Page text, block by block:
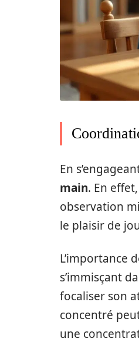
En
main. En
observation
le plaisir de
L’importance
s’immisçant
focaliser son
concentré
une